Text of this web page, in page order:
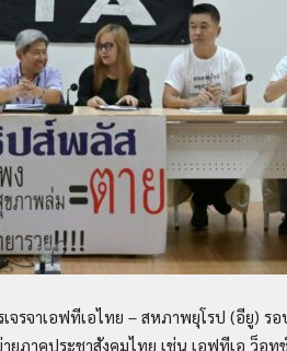
จรจาเอฟทีเอไทย – สหภาพยุโรป (อียู) ร
ยภาคประชาสังคมไทย เช่น เอฟทีเอ ว็อท